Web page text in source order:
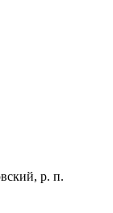
р. п.